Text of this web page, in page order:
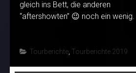
gleich ins Bett, die anderen
“aftershowten” 😉 noch ein wenig.
Tourberichte, Tourberichte 2019